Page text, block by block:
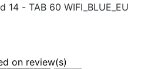
Захранващи
14 - TAB 60 WIFI_BLUE_EU
on review(s)